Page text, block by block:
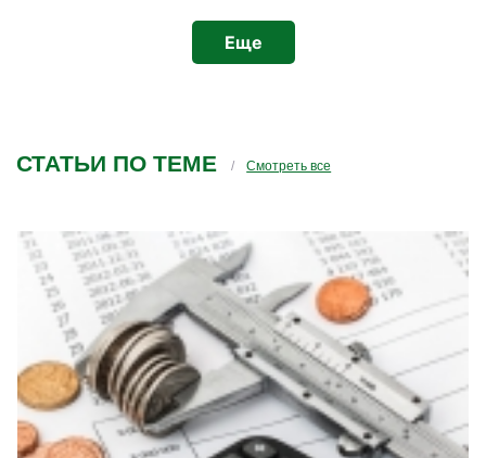
пересматривать курсы после обучения. Это
очень удобно: можно вернуться к материалу,
освежить знания или ещё раз разобрать
организованные.
Еще
СТАТЬИ ПО ТЕМЕ Смотреть все